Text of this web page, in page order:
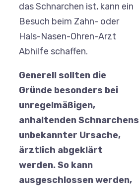
das Schnarchen ist, kann ein
Besuch beim Zahn- oder
Hals-Nasen-Ohren-Arzt
Abhilfe schaffen.
Generell sollten die
Gründe besonders bei
unregelmäßigen,
anhaltenden Schnarchens
unbekannter Ursache,
ärztlich abgeklärt
werden. So kann
ausgeschlossen werden,